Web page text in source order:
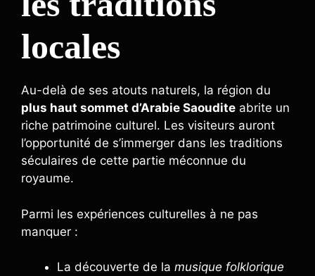
locales
Au-delà de ses atouts naturels, la région du
plus haut sommet d’Arabie Saoudite abrite un
riche patrimoine culturel. Les visiteurs auront
l’opportunité de s’immerger dans les traditions
séculaires de cette partie méconnue du
royaume.
Parmi les expériences culturelles à ne pas
manquer :
La découverte de la musique folklorique